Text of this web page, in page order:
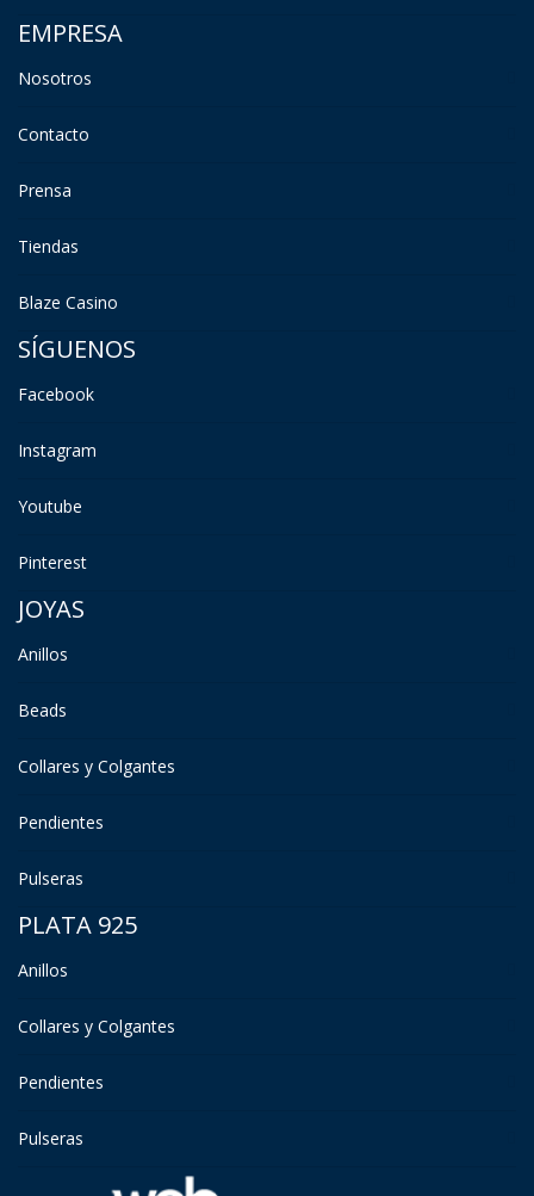
EMPRESA
Nosotros
Contacto
Prensa
Tiendas
Blaze Casino
SÍGUENOS
Facebook
Instagram
Youtube
Pinterest
JOYAS
Anillos
Beads
Collares y Colgantes
Pendientes
Pulseras
PLATA 925
Anillos
Collares y Colgantes
Pendientes
Pulseras